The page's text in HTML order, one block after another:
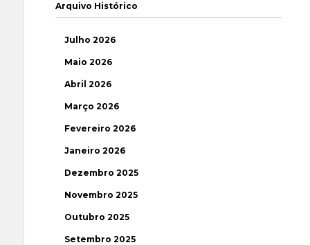
Arquivo Histórico
Julho 2026
Maio 2026
Abril 2026
Março 2026
Fevereiro 2026
Janeiro 2026
Dezembro 2025
Novembro 2025
Outubro 2025
Setembro 2025